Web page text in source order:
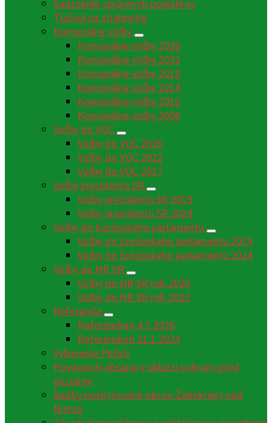
Sadzobník správnych poplatkov
Tlačivá na stiahnutie
Komunálne voľby
Komunálne voľby 2026
Komunálne voľby 2022
Komunálne voľby 2018
Komunálne voľby 2014
Komunálne voľby 2010
Komunálne voľby 2006
Voľby do VÚC
Voľby do VÚC 2026
Voľby do VÚC 2022
Voľby do VÚC 2017
Voľby prezidenta SR
Voľby prezidenta SR 2019
Voľby prezidenta SR 2024
Voľby do Európskeho parlamentu
Voľby do Európskeho parlamentu 2019
Voľby do Európskeho parlamentu 2024
Voľby do NR SR
Voľby do NR SR rok 2020
Voľby do NR SR rok 2023
Referendá
Referendum 4.7.2026
Referendum 21.1.2023
Vybavenie Petícií
Povinnosti občana v oblasti ochrany pred
poziarmi
Služby poskytované obcou Žabokreky nad
Nitrou